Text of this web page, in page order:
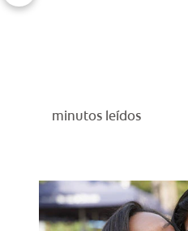
minutos leídos